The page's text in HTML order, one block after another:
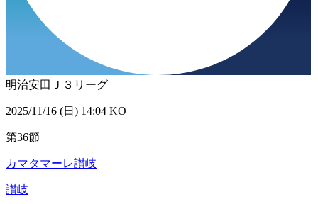
明治安田Ｊ３リーグ
2025/11/16 (日) 14:04 KO
第36節
カマタマーレ讃岐
讃岐